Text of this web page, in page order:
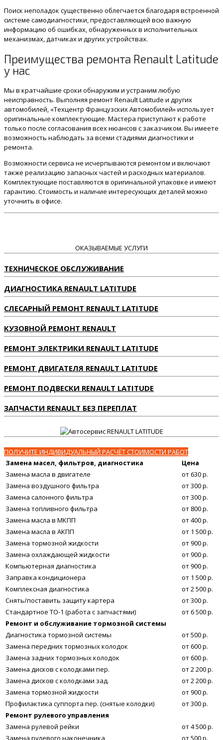
Поиск неполадок существенно облегчается благодаря встроенной
системе самодиагностики, предоставляющей всю важную
информацию об ошибках, обнаруженных в исполнительных
механизмах, датчиках и других устройствах.
Преимущества ремонта Renault Latitude
у нас
Мы в кратчайшие сроки обнаружим и устраним любую
неисправность. Выполняя ремонт Renault Latitude и других
автомобилей, «Техцентр Французских Автомобилей» использует
оригинальные комплектующие. Мастера приступают к работе
только после согласования всех нюансов с заказчиком. Вы имеете
возможность наблюдать за всеми стадиями диагностики и
ремонта.
Возможности сервиса не исчерпываются ремонтом и включают
также реализацию запасных частей и расходных материалов.
Комплектующие поставляются в оригинальной упаковке и имеют
гарантию. Стоимость и наличие интересующих деталей можно
уточнить в офисе.
ОКАЗЫВАЕМЫЕ УСЛУГИ
ТЕХНИЧЕСКОЕ ОБСЛУЖИВАНИЕ
ДИАГНОСТИКА RENAULT LATITUDE
СЛЕСАРНЫЙ РЕМОНТ RENAULT LATITUDE
КУЗОВНОЙ РЕМОНТ RENAULT
РЕМОНТ ЭЛЕКТРИКИ RENAULT LATITUDE
РЕМОНТ ДВИГАТЕЛЯ RENAULT LATITUDE
РЕМОНТ ПОДВЕСКИ RENAULT LATITUDE
ЗАПЧАСТИ RENAULT БЕЗ ПЕРЕПЛАТ
ПОЛУЧИТЕ ИНДИВИДУАЛЬНЫЙ РАСЧЁТ СТОИМОСТИ РАБОТ
Замена масел, фильтров, диагностика
Цена
Замена масла в двигателе
от 630 р.
Замена воздушного фильтра
от 300 р.
Замена салонного фильтра
от 300 р.
Замена топливного фильтра
от 800 р.
Замена масла в МКПП
от 400 р.
Замена масла в АКПП
от 1 500 р.
Замена тормозной жидкости
от 900 р.
Замена охлаждающей жидкости
от 900 р.
Компьютерная диагностика
от 900 р.
Заправка кондиционера
от 1 500 р.
Комплексная диагностика
от 2 500 р.
Снять/поставить защиту картера
от 300 р.
Стандартное ТО-1 (работа с запчастями)
от 6 500 р.
Ремонт и обслуживание тормозной системы
Диагностика тормозной системы
от 500 р.
Замена передних тормозных колодок
от 600 р.
Замена задних тормозных колодок
от 600 р.
Замена дисков с колодками пер.
от 2 200 р.
Замена дисков с колодками зад.
от 2 200 р.
Замена тормозной жидкости
от 900 р.
Профилактика суппорта пер. (снятые колодки)
от 300 р.
Ремонт рулевого управления
Замена рулевой рейки
от 4 500 р.